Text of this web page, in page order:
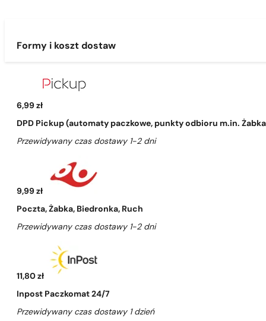
Formy i koszt dostaw
6,99 zł
DPD Pickup (automaty paczkowe, punkty odbioru m.in.
Przewidywany czas dostawy 1-2 dni
9,99 zł
Poczta, Żabka, Biedronka, Ruch
Przewidywany czas dostawy 1-2 dni
11,80 zł
Inpost Paczkomat 24/7
Przewidywany czas dostawy 1 dzień